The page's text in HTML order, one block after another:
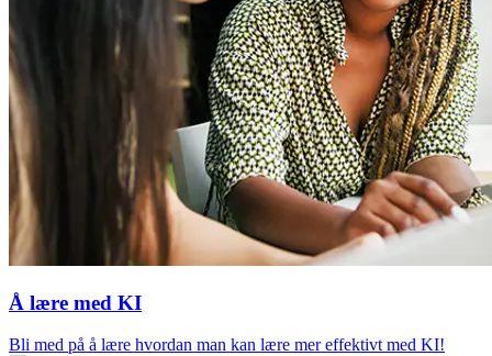
Å lære med KI
Bli med på å lære hvordan man kan lære mer effektivt med KI!